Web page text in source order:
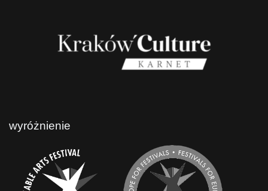
wyróżnienie